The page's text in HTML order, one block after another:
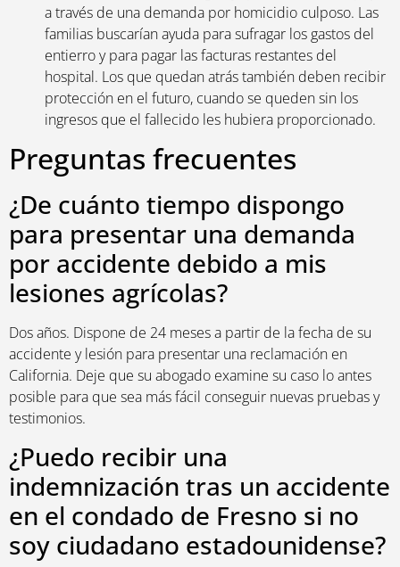
a través de una demanda por homicidio culposo. Las
familias buscarían ayuda para sufragar los gastos del
entierro y para pagar las facturas restantes del
hospital. Los que quedan atrás también deben recibir
protección en el futuro, cuando se queden sin los
ingresos que el fallecido les hubiera proporcionado.
Preguntas frecuentes
¿De cuánto tiempo dispongo
para presentar una demanda
por accidente debido a mis
lesiones agrícolas?
Dos años. Dispone de 24 meses a partir de la fecha de su
accidente y lesión para presentar una reclamación en
California. Deje que su abogado examine su caso lo antes
posible para que sea más fácil conseguir nuevas pruebas y
testimonios.
¿Puedo recibir una
indemnización tras un accidente
en el condado de Fresno si no
soy ciudadano estadounidense?